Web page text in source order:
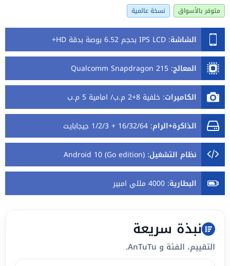
متوفر بالأسواق نسخة عالمية
الشاشة: IPS LCD بحجم 6.52 بوصة بدقة HD+
المعالج:
Qualcomm Snapdragon 215
الكاميرات: خلفية 8+2 م.ب/ امامية 5 م.ب
الذاكرة+الرام: 16/32/64 + 1/2/3 جيجابايت
نظام التشغيل:
Android 10 (Go edition)
البطارية: 4000 مللي امبير
نبذة سريعة
التقييم، الفئة و AnTuTu.